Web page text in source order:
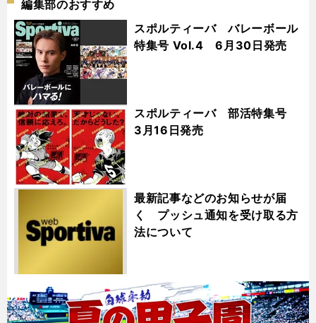
編集部のおすすめ
スポルティーバ バレーボール
特集号 Vol.4 6月30日発売
スポルティーバ 部活特集号
3月16日発売
最新記事などのお知らせが届
く プッシュ通知を受け取る方
法について